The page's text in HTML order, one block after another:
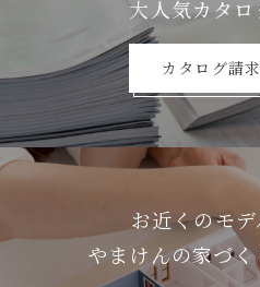
⼤⼈気カタ
カタログ請
お近くのモ
やまけんの家づ